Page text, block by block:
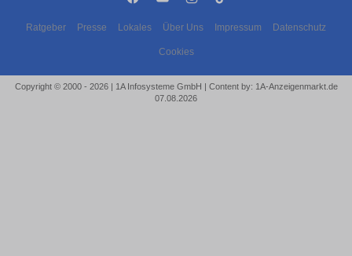
Ratgeber Presse Lokales Über Uns Impressum Datenschutz
Cookies
Copyright © 2000 - 2026 | 1A Infosysteme GmbH | Content by: 1A-Anzeigenmarkt.de
07.08.2026